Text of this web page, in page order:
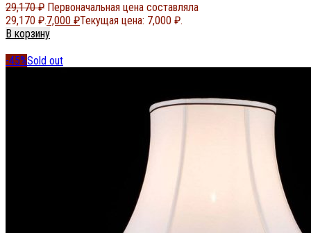
29,170₽ Первоначальная цена составляла
29,170 ₽.7,000 ₽Текущая цена: 7,000 ₽.
В корзину
-45%Sold out